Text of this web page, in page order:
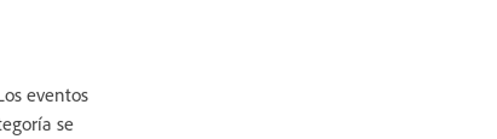
eventos
se